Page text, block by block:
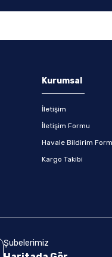
Kurumsal
İletişim
İletişim Formu
Havale Bildirim
Kargo Takibi
Şubelerimiz